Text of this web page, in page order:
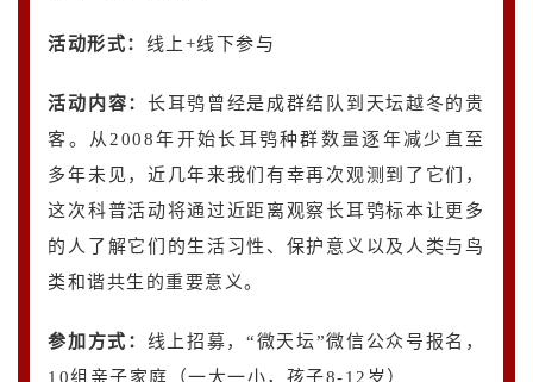
活动形式： 线上+线下参与
活动内容： 长耳鸮曾经是成群结队到天坛越冬的贵
客。从2008年开始长耳鸮种群数量逐年减少直至
多年未见，近几年来我们有幸再次观测到了它们，
这次科普活动将通过近距离观察长耳鸮标本让更多
的人了解它们的生活习性、保护意义以及人类与鸟
类和谐共生的重要意义。
参加方式： 线上招募，“微天坛”微信公众号报名，
10组亲子家庭（一大一小，孩子8-12岁）